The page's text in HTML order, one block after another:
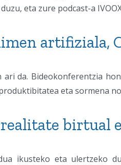
eta zure podcast-a
artifiziala,
da. Bideokonferentzia
eta sormena
birtual
ikusteko eta ulertzeko